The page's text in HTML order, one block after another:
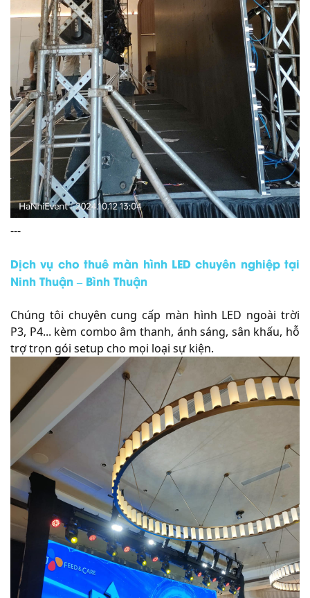
---
Dịch vụ cho thuê màn hình LED chuyên nghiệp tại
Ninh Thuận – Bình Thuận
Chúng tôi chuyên cung cấp màn hình LED ngoài trời
P3, P4... kèm combo âm thanh, ánh sáng, sân khấu, hỗ
trợ trọn gói setup cho mọi loại sự kiện.